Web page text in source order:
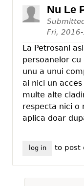
Nu Le
Fri,
La Petrosani
persoanelor
unu a unui
ai nici un
multe alte
respecta nici o
aplica doar
log in to post